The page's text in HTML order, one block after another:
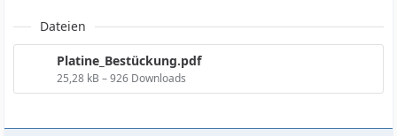
Dateien
Platine_Bestückung.pdf
25,28 kB – 926 Downloads